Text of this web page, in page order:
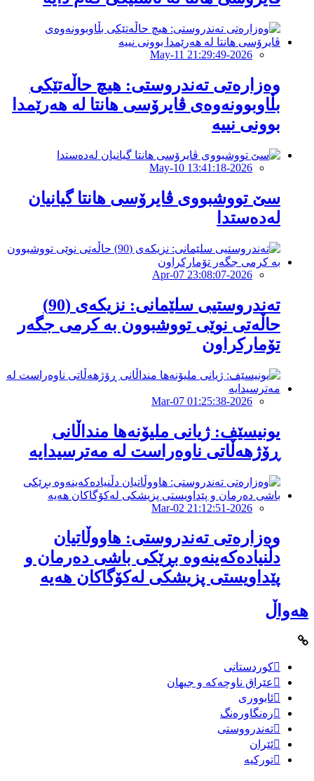
2026-May-11 21:29:49
وەزارەتی تەندروستی: هیچ حاڵەتێکی
بڵاوبوونەوەی ڤایرۆسی هانتا لە هەرێمدا
بوونی نییە
2026-May-10 13:41:18
سێ تووشبووی ڤایرۆسی هانتا گیانیان
لەدەستدا
2026-Apr-07 23:08:07
تەندروستیی سلێمانی: نزیکەی (90)
حاڵەتی نوێی تووشبوون بە کرمی جگەر
تۆمارکراون
2026-Mar-07 01:25:38
یونیسێف: ژیانی ملیۆنەها منداڵانی
ڕۆژهەڵاتی ناوەراست لە مەترسیدایە
2026-Mar-02 21:12:51
وەزارەتی تەندروستی: هاووڵاتیان
دڵنیادەکەینەوە بڕێکی باشی دەرمان و
پێداویستی پزیشکی لەکۆگاکان هەیە
هەواڵ
کوردستانی
عێراق ناوچەکە و جیهان
ئابووری
رەنگاورەنگ
تەندرووستی
ئێران
تورکیە